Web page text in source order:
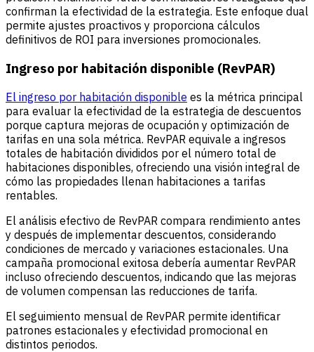
confirman la efectividad de la estrategia. Este enfoque dual
permite ajustes proactivos y proporciona cálculos
definitivos de ROI para inversiones promocionales.
Ingreso por habitación disponible (RevPAR)
El ingreso por habitación disponible es la métrica principal
para evaluar la efectividad de la estrategia de descuentos
porque captura mejoras de ocupación y optimización de
tarifas en una sola métrica. RevPAR equivale a ingresos
totales de habitación divididos por el número total de
habitaciones disponibles, ofreciendo una visión integral de
cómo las propiedades llenan habitaciones a tarifas
rentables.
El análisis efectivo de RevPAR compara rendimiento antes
y después de implementar descuentos, considerando
condiciones de mercado y variaciones estacionales. Una
campaña promocional exitosa debería aumentar RevPAR
incluso ofreciendo descuentos, indicando que las mejoras
de volumen compensan las reducciones de tarifa.
El seguimiento mensual de RevPAR permite identificar
patrones estacionales y efectividad promocional en
distintos periodos.